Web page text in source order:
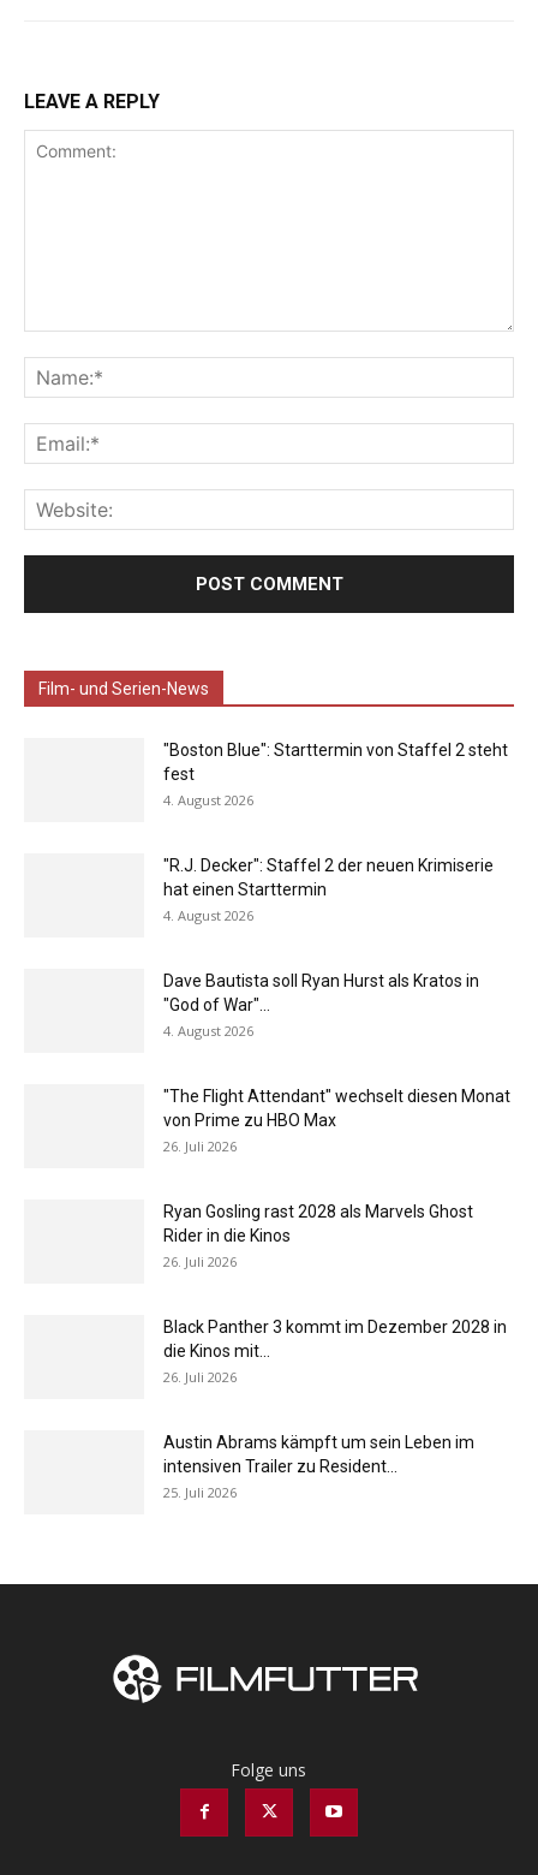
LEAVE A REPLY
Film- und Serien-News
"Boston Blue": Starttermin von Staffel 2 steht
fest
4. August 2026
"R.J. Decker": Staffel 2 der neuen Krimiserie
hat einen Starttermin
4. August 2026
Dave Bautista soll Ryan Hurst als Kratos in
"God of War"...
4. August 2026
"The Flight Attendant" wechselt diesen Monat
von Prime zu HBO Max
26. Juli 2026
Ryan Gosling rast 2028 als Marvels Ghost
Rider in die Kinos
26. Juli 2026
Black Panther 3 kommt im Dezember 2028 in
die Kinos mit...
26. Juli 2026
Austin Abrams kämpft um sein Leben im
intensiven Trailer zu Resident...
25. Juli 2026
Folge uns